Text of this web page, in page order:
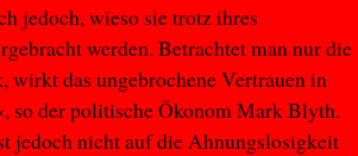
jedoch, wieso sie trotz ihres
werden. Betrachtet man nur die
das ungebrochene Vertrauen in
so der politische Ökonom Mark Blyth.
jedoch nicht auf die Ahnungslosigkeit